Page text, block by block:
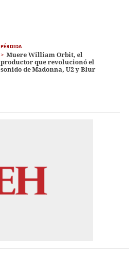
PÉRDIDA
Muere William Orbit, el
productor que revolucionó el
sonido de Madonna, U2 y Blur